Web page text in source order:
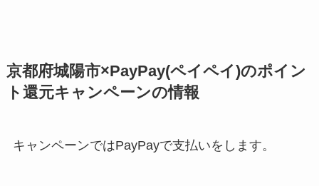
京都府城陽市×PayPay(ペイペイ)のポイン
ト還元キャンペーンの情報
キャンペーンではPayPayで支払いをします。